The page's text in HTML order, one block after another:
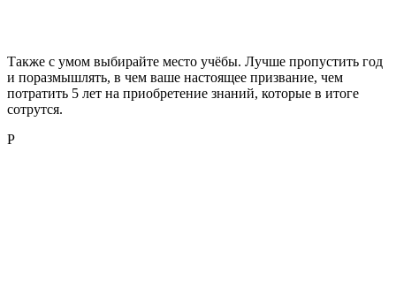
Также с умом выбирайте место учёбы. Лучше пропустить год
и поразмышлять, в чем ваше настоящее призвание, чем
потратить 5 лет на приобретение знаний, которые в итоге
сотрутся.
Р